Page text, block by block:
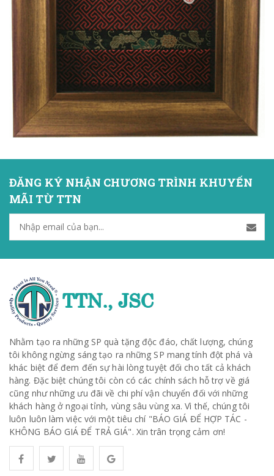
ĐĂNG KÝ NHẬN CHƯƠNG TRÌNH KHUYẾN
MÃI TỪ TTN
Nhằm tạo ra những SP quà tặng độc đáo, chất lượng, chúng
tôi không ngừng sáng tạo ra những SP mang tính đột phá và
khác biệt để đem đến sự hài lòng tuyệt đối cho tất cả khách
hàng. Đặc biệt chúng tôi còn có các chính sách hỗ trợ về giá
cũng như những ưu đãi về chi phí vận chuyển đối với những
khách hàng ở ngoại tỉnh, vùng sâu vùng xa. Vì thế, chúng tôi
luôn luôn làm việc với một tiêu chí "BÁO GIÁ ĐỂ HỢP TÁC -
KHÔNG BÁO GIÁ ĐỂ TRẢ GIÁ". Xin trân trọng cảm ơn!